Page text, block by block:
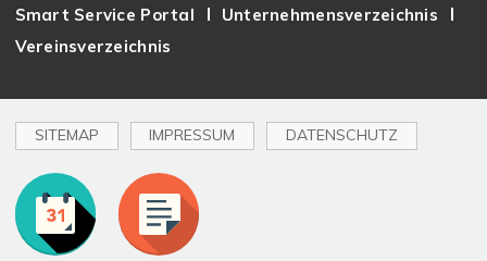
Smart Service Portal
Unternehmensverzeichnis
Vereinsverzeichnis
SITEMAP IMPRESSUM DATENSCHUTZ
Toplinks